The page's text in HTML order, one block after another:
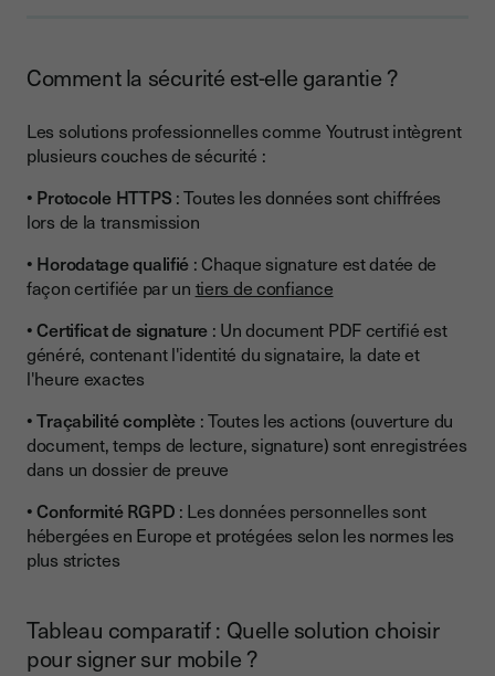
Comment la sécurité est-elle garantie ?
Les solutions professionnelles comme Youtrust intègrent
plusieurs couches de sécurité :
• Protocole HTTPS : Toutes les données sont chiffrées
lors de la transmission
• Horodatage qualifié : Chaque signature est datée de
façon certifiée par un tiers de confiance
• Certificat de signature : Un document PDF certifié est
généré, contenant l'identité du signataire, la date et
l'heure exactes
• Traçabilité complète: Toutes les actions (ouverture du
document, temps de lecture, signature) sont enregistrées
dans un dossier de preuve
• Conformité RGPD : Les données personnelles sont
hébergées en Europe et protégées selon les normes les
plus strictes
Tableau comparatif : Quelle solution choisir
pour signer sur mobile ?